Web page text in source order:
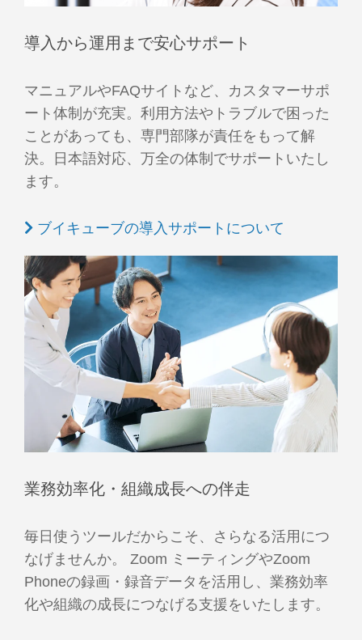
導入から運用まで安心サポート
マニュアルやFAQサイトなど、カスタマーサポ
ート体制が充実。利用方法やトラブルで困った
ことがあっても、専門部隊が責任をもって解
決。日本語対応、万全の体制でサポートいたし
ます。
ブイキューブの導入サポートについて
業務効率化・組織成長への伴走
毎日使うツールだからこそ、さらなる活用につ
なげませんか。 Zoom ミーティングやZoom
Phoneの録画・録音データを活用し、業務効率
化や組織の成長につなげる支援をいたします。